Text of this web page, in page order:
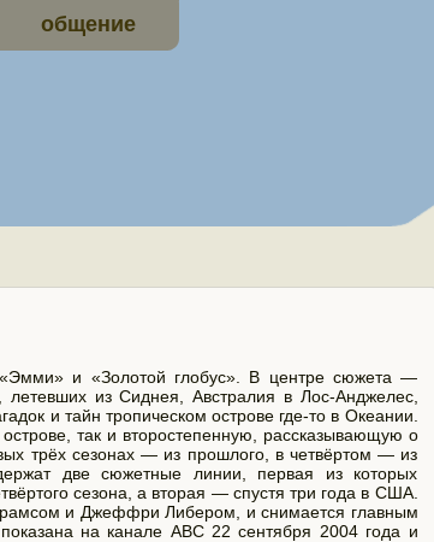
общение
и «Золотой глобус». В центре сюжета —
из Сиднея, Австралия в Лос-Анджелес,
и тайн тропическом острове где-то в Океании.
так и второстепенную, рассказывающую о
трёх сезонах — из прошлого, в четвёртом — из
две сюжетные линии, первая из которых
сезона, а вторая — спустя три года в США.
и Джеффри Либером, и снимается главным
на канале ABC 22 сентября 2004 года и